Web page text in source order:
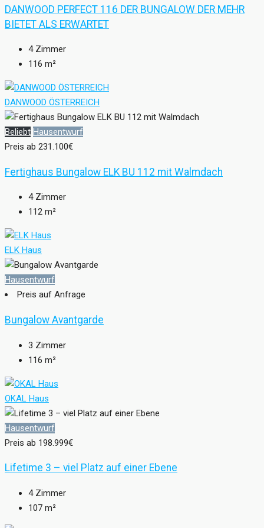
DANWOOD PERFECT 116 DER BUNGALOW DER MEHR
BIETET ALS ERWARTET
4 Zimmer
116 m²
DANWOOD ÖSTERREICH
Beliebt Hausentwurf
Preis ab 231.100€
Fertighaus Bungalow ELK BU 112 mit Walmdach
4 Zimmer
112 m²
ELK Haus
Hausentwurf
Preis auf Anfrage
Bungalow Avantgarde
3 Zimmer
116 m²
OKAL Haus
Hausentwurf
Preis ab 198.999€
Lifetime 3 – viel Platz auf einer Ebene
4 Zimmer
107 m²